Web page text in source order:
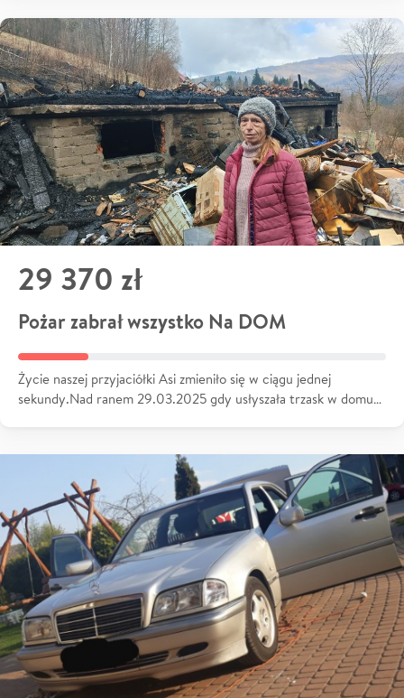
29 370 zł
Pożar zabrał wszystko Na DOM
Życie naszej przyjaciółki Asi zmieniło się w ciągu jednej
sekundy.Nad ranem 29.03.2025 gdy usłyszała trzask w domu…